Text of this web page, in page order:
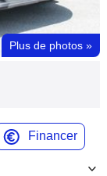
Plus de photos »
Financer